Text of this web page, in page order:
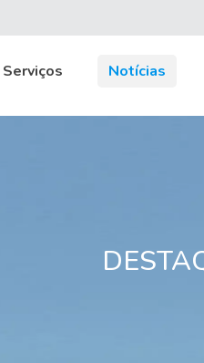
Serviços Notícias